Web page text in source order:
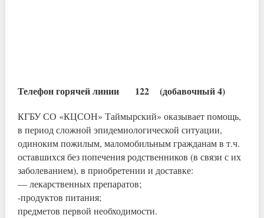
Телефон горячей линии 122 (добавочный 4)
КГБУ СО «КЦСОН» Таймырский» оказывает помощь,
в период сложной эпидемиологической ситуации,
одиноким пожилым, маломобильным гражданам в т.ч.
оставшихся без попечения родственников (в связи с их
заболеванием), в приобретении и доставке:
— лекарственных препаратов;
-продуктов питания;
предметов первой необходимости.